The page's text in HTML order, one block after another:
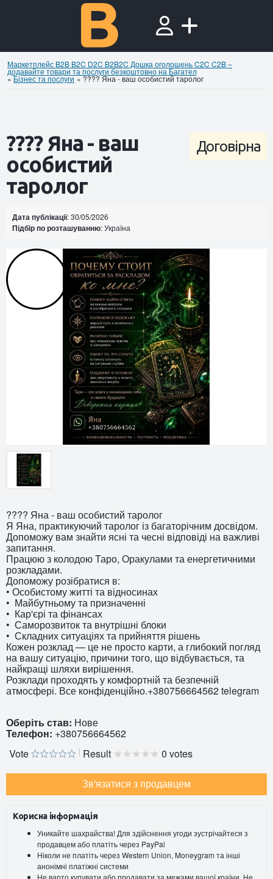
Маркетплейс B2B B2C D2C B2B2C Дошка оголошень C2C C2B –
додавайте товари та послуги безкоштовно на Багател
»Бiзнес та послуги »???? Яна - ваш особистий таролог
Договірна
???? Яна - ваш
особистий
таролог
Дата публікації: 30/05/2026
Підбір по розташуванню: Україна
???? Яна - ваш особистий таролог
Я Яна, практикуючий таролог із багаторічним досвідом.
Допоможу вам знайти ясні та чесні відповіді на важливі
запитання.
Працюю з колодою Таро, Оракулами та енергетичними
розкладами.
Допоможу розібратися в:
• Особистому житті та відносинах
• Майбутньому та призначенні
• Кар'єрі та фінансах
• Саморозвиток та внутрішні блоки
• Складних ситуаціях та прийняття рішень
Кожен розклад — це не просто карти, а глибокий погляд
на вашу ситуацію, причини того, що відбувається, та
найкращі шляхи вирішення.
Розклади проходять у комфортній та безпечній
атмосфері. Все конфіденційно.+380756664562 telegram
Оберіть став: Нове
Телефон: +380756664562
Vote
Result 0 votes
Зв'язатися з продавцем
Корисна інформація
Уникайте шахрайства! Для здійснення угоди зустрічайтеся з
продавцем або платіть через PayPal
Ніколи не платіть через Western Union, Moneygram та інші
анонімні платіжні системи
Не варто купувати або продавати за межами вашої країни. Не